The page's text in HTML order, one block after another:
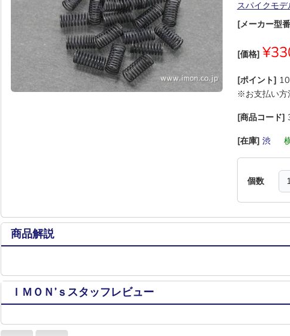
スパイクモデ
[メーカー型
[価格]
[ポイント]
※お支払い方
[商品コード]
[在庫] 渋
個数
商品解説
ＩＭＯＮ’ｓスタッフレビュー